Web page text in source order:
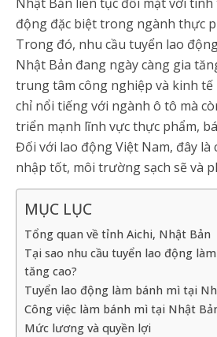
động đặc biệt trong ngành thực
Trong đó, nhu cầu tuyển lao
Nhật Bản đang ngày càng gia
trung tâm công nghiệp và kinh
chỉ nổi tiếng với ngành ô tô mà
triển mạnh lĩnh vực thực phẩm,
Đối với lao động Việt Nam, đây là
nhập tốt, môi trường sạch sẽ và
MỤC LỤC
Tổng quan về tỉnh Aichi, Nhật Bản
Tại sao nhu cầu tuyển lao động
tăng cao?
Tuyển lao động làm bánh mì tại
Công việc làm bánh mì tại Nhật
Mức lương và quyền lợi